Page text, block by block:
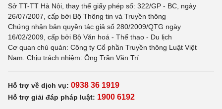
Sở TT-TT Hà Nội, thay thế giấy phép số: 322/GP - BC, ngày
26/07/2007, cấp bởi Bộ Thông tin và Truyền thông
Chứng nhận bản quyền tác giả số 280/2009/QTG ngày
16/02/2009, cấp bởi Bộ Văn hoá - Thể thao - Du lịch
Cơ quan chủ quản: Công ty Cổ phần Truyền thông Luật Việt
Nam. Chịu trách nhiệm: Ông Trần Văn Trí
Hỗ trợ về dịch vụ: 0938 36 1919
Hỗ trợ giải đáp pháp luật: 1900 6192